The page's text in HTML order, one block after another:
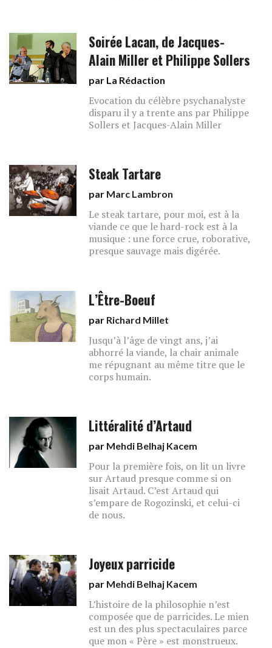
Soirée Lacan, de Jacques-
Alain Miller et Philippe Sollers
par La Rédaction
Evocation du célèbre psychanalyste
disparu il y a trente ans par Philippe
Sollers et Jacques-Alain Miller
Steak Tartare
par Marc Lambron
Le steak tartare, pour moi, est à la
viande ce que le hard-rock est à la
musique : une force crue, roborative,
presque sauvage mais digérée.
L’Être-Boeuf
par Richard Millet
Jusqu’à l’âge de vingt ans, j’ai
abhorré la viande, la chair animale
me répugnant au même titre que le
corps humain.
Littéralité d’Artaud
par Mehdi Belhaj Kacem
Pour la première fois, on lit un livre
sur Artaud presque comme si on
lisait Artaud. C’est Artaud qui
s’empare de Rogozinski, et celui-ci
de nous.
Joyeux parricide
par Mehdi Belhaj Kacem
L’histoire de la philosophie n’est
composée que de parricides. Le mien
est un des plus spectaculaires parce
que mon « Père » est monstrueux.